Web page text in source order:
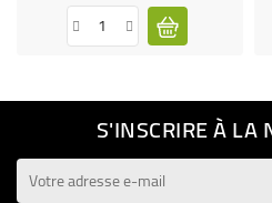
S'INSCRIRE À LA